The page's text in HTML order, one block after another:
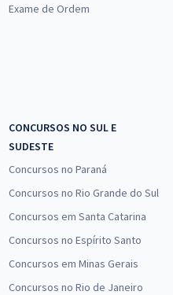
Exame de Ordem
CONCURSOS NO SUL E
SUDESTE
Concursos no Paraná
Concursos no Rio Grande do Sul
Concursos em Santa Catarina
Concursos no Espírito Santo
Concursos em Minas Gerais
Concursos no Rio de Janeiro